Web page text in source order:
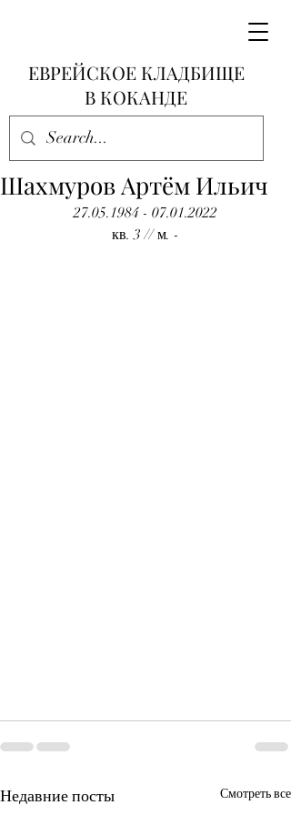
ЕВРЕЙСКОЕ КЛАДБИЩЕ
В КОКАНДЕ
Шахмуров Артём Ильич
27.05.1984 - 07.01.2022
кв. 3 // м. -
Недавние посты Смотреть все